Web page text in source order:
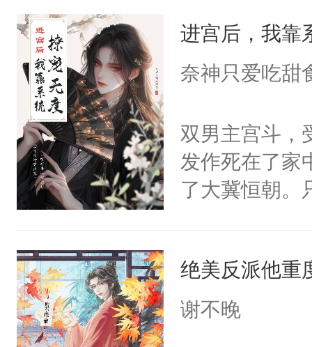
成为所有白莲
I，他们决定
莲花可不止有
点脑袋，看着
常见问题一：
教科书版：“
母的微笑：“
留看着面前
人，突然醒悟
进宫后，我靠
奈神只爱吃甜
双男主宫斗，
发作死在了家
了大冀恒朝。
惜被人暗害，
绝。主神知晓
绝美反派他重
谢不晚